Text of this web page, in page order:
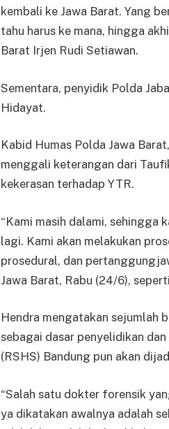
kembali ke Jawa Barat. Yang
tahu harus ke mana, hingga
Barat Irjen Rudi Setiawan.
Sementara, penyidik Polda
Hidayat.
Kabid Humas Polda Jawa
menggali keterangan dari
kekerasan terhadap YTR.
“Kami masih dalami, sehingga
lagi. Kami akan melakukan
prosedural, dan
Jawa Barat, Rabu (24/6),
Hendra mengatakan sejumlah
sebagai dasar penyelidikan
(RSHS) Bandung pun akan
“Salah satu dokter forensik
ya dikatakan awalnya adalah